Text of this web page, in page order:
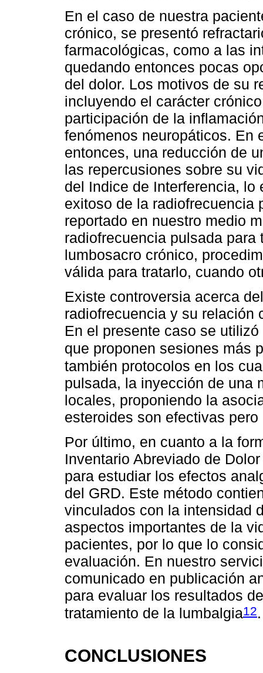
En el caso de nuestra
crónico, se presentó
farmacológicas, como a las
quedando entonces pocas
del dolor. Los motivos de su
incluyendo el carácter
participación de la
fenómenos neuropáticos. En
entonces, una reducción de
las repercusiones sobre su
del Indice de Interferencia, lo
exitoso de la radiofrecuencia
reportado en nuestro medio
radiofrecuencia pulsada
lumbosacro crónico,
válida para tratarlo, cuando
Existe controversia acerca
radiofrecuencia y su relación
En el presente caso se
que proponen sesiones más
también protocolos en los
pulsada, la inyección de una
locales, proponiendo la
esteroides son efectivas
Por último, en cuanto a la
Inventario Abreviado de
para estudiar los efectos
del GRD. Este método
vinculados con la intensidad
aspectos importantes de la
pacientes, por lo que lo
evaluación. En nuestro
comunicado en publicación
para evaluar los resultados
tratamiento de la lumbalgia12.
CONCLUSIONES